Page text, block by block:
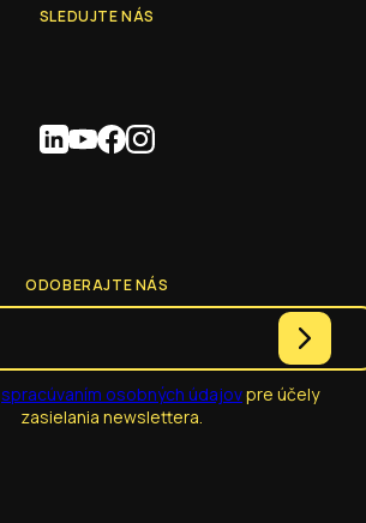
SLEDUJTE NÁS
ODOBERAJTE NÁS
spracúvaním osobných údajovpre účely
zasielania newslettera.